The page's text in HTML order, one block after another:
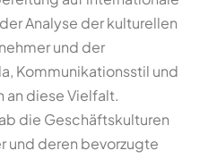
Analyse der kulturellen
und der
Kommunikationsstil und
diese Vielfalt.
die Geschäftskulturen
und deren bevorzugte